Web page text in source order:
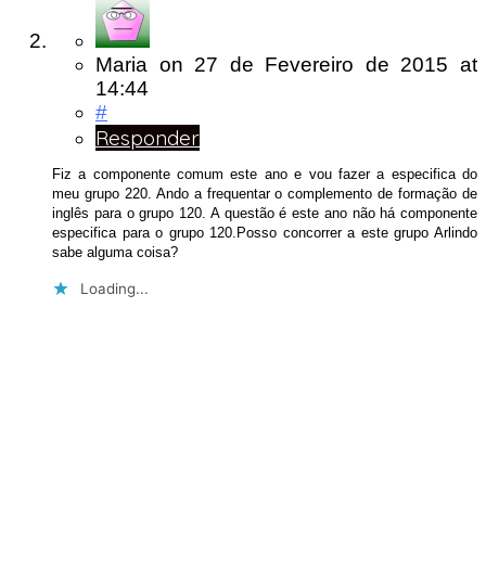
Maria on 27 de Fevereiro de 2015at
14:44
#
Responder
Fiz a componente comum este ano e vou fazer a especifica do
meu grupo 220. Ando a frequentar o complemento de formação de
inglês para o grupo 120. A questão é este ano não há componente
especifica para o grupo 120.Posso concorrer a este grupo Arlindo
sabe alguma coisa?
Loading...